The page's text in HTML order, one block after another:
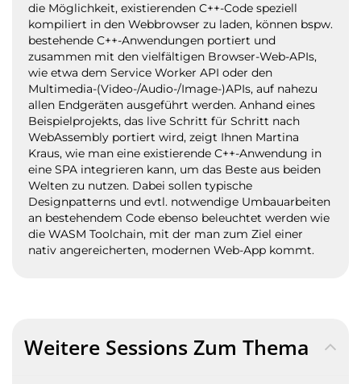
die Möglichkeit, existierenden C++-Code speziell
kompiliert in den Webbrowser zu laden, können bspw.
bestehende C++-Anwendungen portiert und
zusammen mit den vielfältigen Browser-Web-APIs,
wie etwa dem Service Worker API oder den
Multimedia-(Video-/Audio-/Image-)APIs, auf nahezu
allen Endgeräten ausgeführt werden. Anhand eines
Beispielprojekts, das live Schritt für Schritt nach
WebAssembly portiert wird, zeigt Ihnen Martina
Kraus, wie man eine existierende C++-Anwendung in
eine SPA integrieren kann, um das Beste aus beiden
Welten zu nutzen. Dabei sollen typische
Designpatterns und evtl. notwendige Umbauarbeiten
an bestehendem Code ebenso beleuchtet werden wie
die WASM Toolchain, mit der man zum Ziel einer
nativ angereicherten, modernen Web-App kommt.
Weitere Sessions Zum Thema